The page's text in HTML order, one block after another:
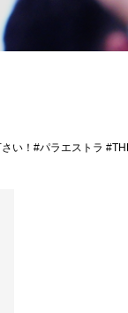
い！#パラエストラ